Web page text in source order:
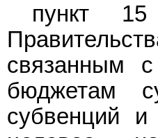
пункт 15
связанным
бюджетам
субвенций